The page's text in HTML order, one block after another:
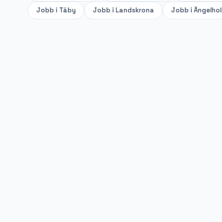
Jobb i Täby Jobb i Landskrona Jobb i